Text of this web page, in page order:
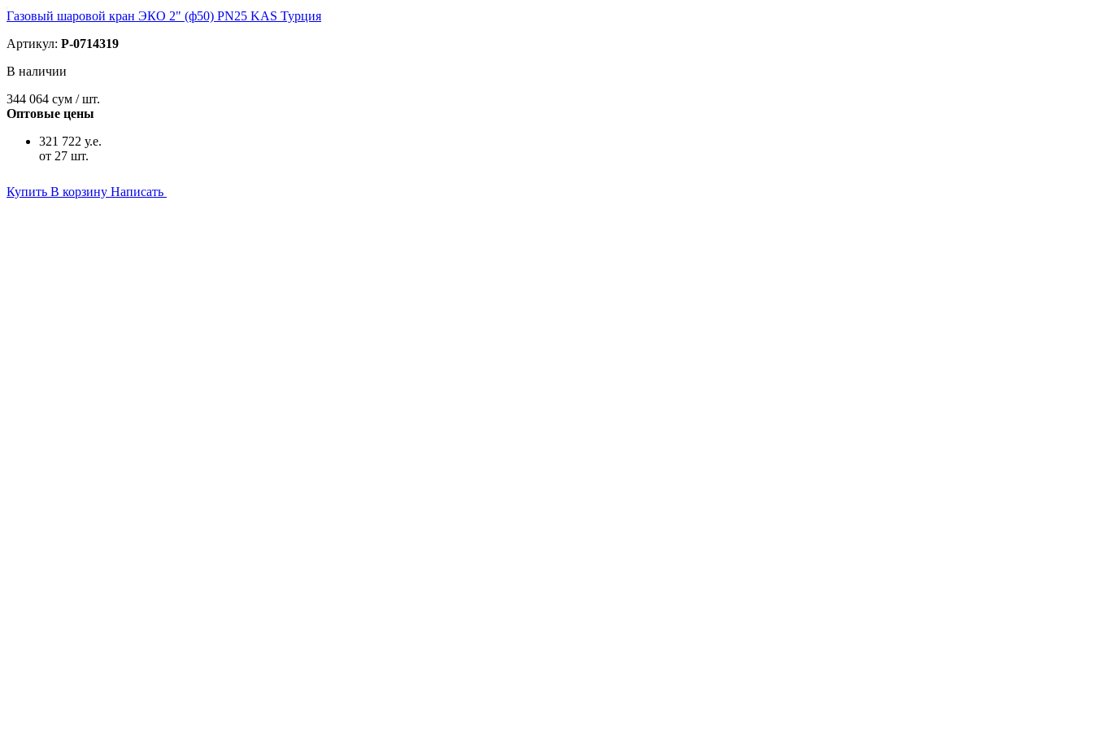
Газовый шаровой кран ЭКО 2" (ф50) PN25 KAS Турция
Артикул: P-0714319
В наличии
344 064 сум / шт.
Оптовые цены
321 722 у.е.
от 27 шт.
Купить В корзину Написать